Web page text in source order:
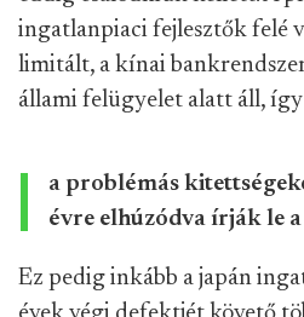
ingatlanpiaci fejlesztők felé
limitált, a kínai
állami felügyelet alatt áll, így
a problémás
évre elhúzódva írják le
Ez pedig inkább a japán